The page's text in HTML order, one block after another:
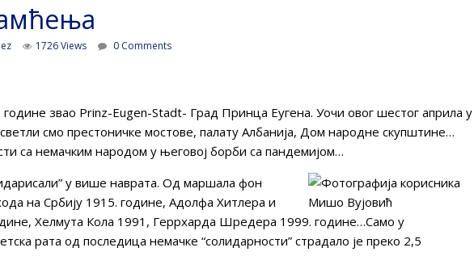
1726 Views 0 Comments
звао Prinz-Eugen-Stadt- Град Принца Еугена. Уочи овог шестог априла у
смо престоничке мостове, палату Албанија, Дом народне скупштине…
са немачким народом у његовој борби са пандемијом…
у више наврата. Од маршала фон
на Србију 1915. године, Адолфа Хитлера и
Хелмута Кола 1991, Геррхарда Шредера 1999. године…Само у
рата од последица немачке “солидарности” страдало је преко 2,5